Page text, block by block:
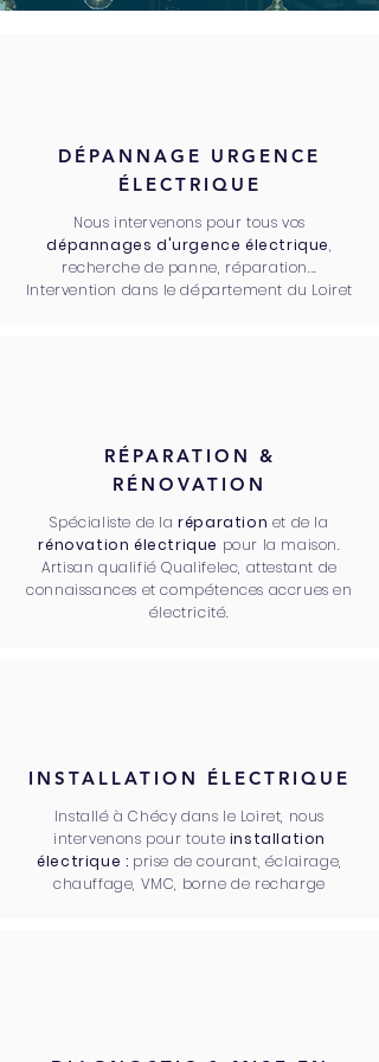
DÉPANNAGE URGENCE
ÉLECTRIQUE
Nous intervenons pour tous vos
dépannages d'urgence électrique,
recherche de panne, réparation...
Intervention dans le département du Loiret
RÉPARATION &
RÉNOVATION
Spécialiste de laréparation et de la
rénovation électrique pour la maison.
Artisan qualifié Qualifelec, attestant de
connaissances et compétences accrues en
électricité.
INSTALLATION ÉLECTRIQUE
Installé à Chécy dans le Loiret, nous
intervenons pour toute installation
électrique : prise de courant, éclairage,
chauffage, VMC, borne de recharge